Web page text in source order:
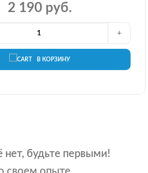
2 190 руб.
В КОРЗИНУ
+
будьте первыми!